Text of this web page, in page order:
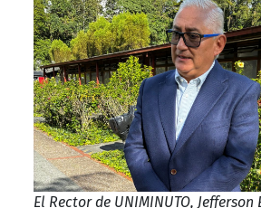
El Rector de UNIMINUTO, Jefferson